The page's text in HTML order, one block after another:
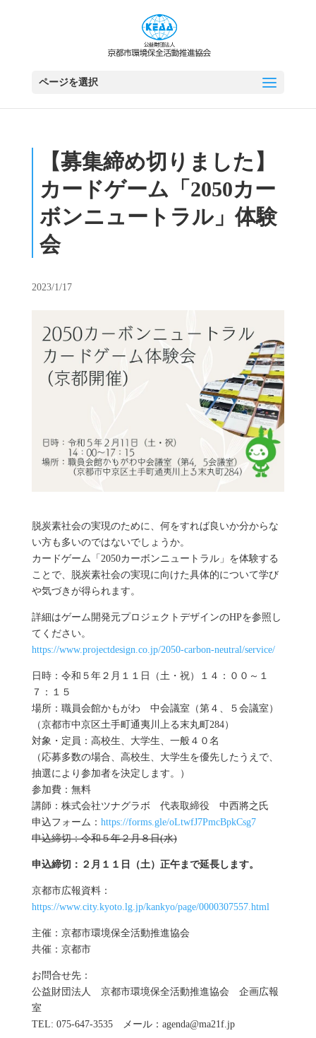
ページを選択
【募集締め切りました】
カードゲーム「2050カー
ボンニュートラル」体験
会
2023/1/17
脱炭素社会の実現のために、何をすれば良いか分からな
い方も多いのではないでしょうか。
カードゲーム「2050カーボンニュートラル」を体験する
ことで、脱炭素社会の実現に向けた具体的について学び
や気づきが得られます。
詳細はゲーム開発元プロジェクトデザインのHPを参照し
てください。
https://www.projectdesign.co.jp/2050-carbon-neutral/service/
日時：令和５年２月１１日（土・祝）１４：００～１
７：１５
場所：職員会館かもがわ 中会議室（第４、５会議室）
（京都市中京区土手町通夷川上る末丸町284）
対象・定員：高校生、大学生、一般４０名
（応募多数の場合、高校生、大学生を優先したうえで、
抽選により参加者を決定します。）
参加費：無料
講師：株式会社ツナグラボ 代表取締役 中西將之氏
申込フォーム： https://forms.gle/oLtwfJ7PmcBpkCsg7
申込締切：令和５年２月８日(水)
申込締切：２月１１日（土）正午まで延長します。
京都市広報資料：
https://www.city.kyoto.lg.jp/kankyo/page/0000307557.html
主催：京都市環境保全活動推進協会
共催：京都市
お問合せ先：
公益財団法人 京都市環境保全活動推進協会 企画広報
室
TEL: 075-647-3535 メール：agenda@ma21f.jp